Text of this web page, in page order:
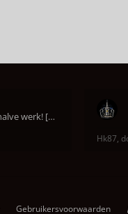
Een goed begin is het halve werk! [emoji6]
Hk87,
Gebruikersvoorwaarden